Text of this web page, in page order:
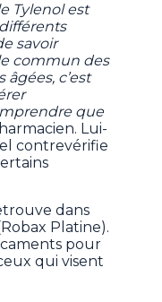
Tylenol est
savoir
commun des
c’est
que
Lui-
contrevérifie
dans
Platine).
pour
qui visent